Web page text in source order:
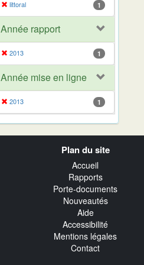
littoral 1
Année rapport
2013 1
Année mise en ligne
2013 1
Plan du site
Accueil
Rapports
Porte-documents
Nouveautés
Aide
Accessibilité
Mentions légales
Contact